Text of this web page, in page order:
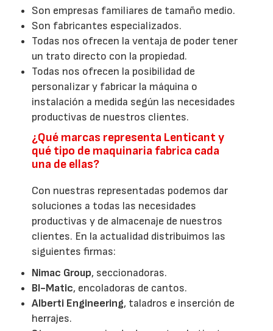
Son empresas familiares de tamaño medio.
Son fabricantes especializados.
Todas nos ofrecen la ventaja de poder tener
un trato directo con la propiedad.
Todas nos ofrecen la posibilidad de
personalizar y fabricar la máquina o
instalación a medida según las necesidades
productivas de nuestros clientes.
¿Qué marcas representa Lenticant y
qué tipo de maquinaria fabrica cada
una de ellas?
Con nuestras representadas podemos dar
soluciones a todas las necesidades
productivas y de almacenaje de nuestros
clientes. En la actualidad distribuimos las
siguientes firmas:
Nimac Group, seccionadoras.
BI-Matic, encoladoras de cantos.
Alberti Engineering, taladros e inserción de
herrajes.